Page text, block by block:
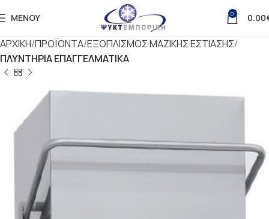
ΜΕΝΟΎ 0 0.00
ΑΡΧΙΚΗ ΠΡΟΪΟΝΤΑ ΕΞΟΠΛΙΣΜΟΣ ΜΑΖΙΚΗΣ ΕΣΤΙΑΣΗΣ
ΠΛΥΝΤΗΡΙΑ ΕΠΑΓΓΕΛΜΑΤΙΚΑ